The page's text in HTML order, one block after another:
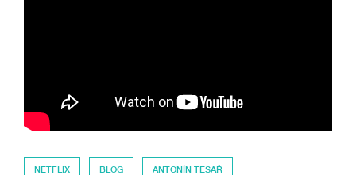
NETFLIX BLOG ANTONÍN TESAŘ